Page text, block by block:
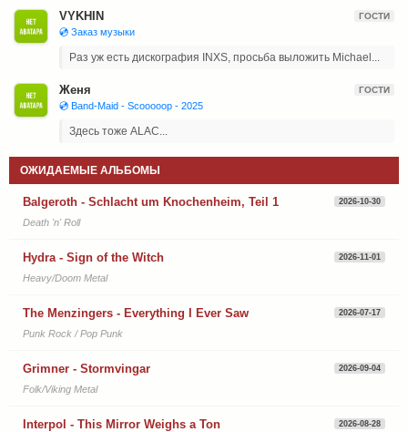
VYKHIN ГОСТИ
💿 Заказ музыки
Раз уж есть дискография INXS, просьба выложить Michael...
Женя ГОСТИ
💿 Band-Maid - Scooooop - 2025
Здесь тоже ALAC...
ОЖИДАЕМЫЕ АЛЬБОМЫ
Balgeroth - Schlacht um Knochenheim, Teil 1 2026-10-30
Death 'n' Roll
Hydra - Sign of the Witch 2026-11-01
Heavy/Doom Metal
The Menzingers - Everything I Ever Saw 2026-07-17
Punk Rock / Pop Punk
Grimner - Stormvingar 2026-09-04
Folk/Viking Metal
Interpol - This Mirror Weighs a Ton 2026-08-28